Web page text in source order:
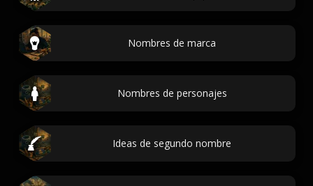
Nombres de marca
Nombres de personajes
Ideas de segundo nombre